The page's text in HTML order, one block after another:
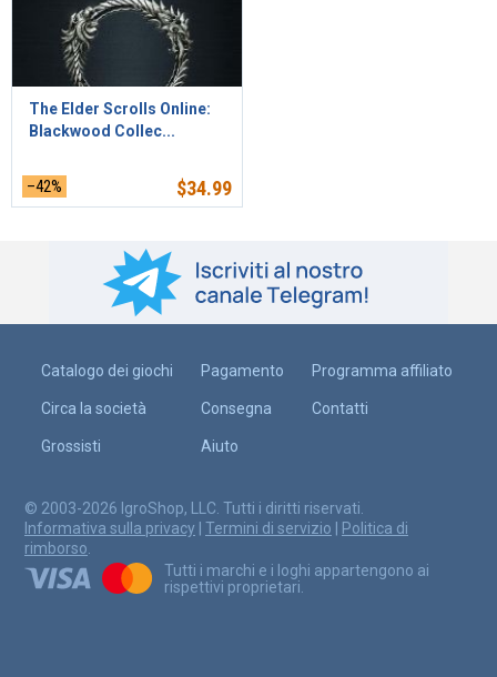
The Elder Scrolls Online:
Blackwood Collec...
–42% $34.99
Catalogo dei giochi
Circa la società
Grossisti
Pagamento
Consegna
Aiuto
Programma affiliato
Contatti
© 2003-2026 IgroShop, LLC. Tutti i diritti riservati.
Informativa sulla privacy
Termini di servizio
Politica di
rimborso
Tutti i marchi e i loghi appartengono ai
rispettivi proprietari.